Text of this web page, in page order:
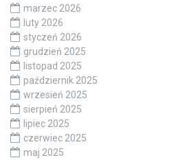
marzec 2026
luty 2026
styczeń 2026
grudzień 2025
listopad 2025
październik 2025
wrzesień 2025
sierpień 2025
lipiec 2025
czerwiec 2025
maj 2025